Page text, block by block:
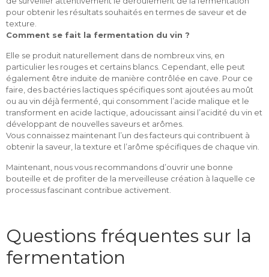
pour obtenir les résultats souhaités en termes de saveur et de
texture.
Comment se fait la fermentation du vin ?
Elle se produit naturellement dans de nombreux vins, en
particulier les rouges et certains blancs. Cependant, elle peut
également être induite de manière contrôlée en cave. Pour ce
faire, des bactéries lactiques spécifiques sont ajoutées au moût
ou au vin déjà fermenté, qui consomment l’acide malique et le
transforment en acide lactique, adoucissant ainsi l’acidité du vin et
développant de nouvelles saveurs et arômes.
Vous connaissez maintenant l’un des facteurs qui contribuent à
obtenir la saveur, la texture et l’arôme spécifiques de chaque vin.
Maintenant, nous vous recommandons d’ouvrir une bonne
bouteille et de profiter de la merveilleuse création à laquelle ce
processus fascinant contribue activement.
Questions fréquentes sur la
fermentation